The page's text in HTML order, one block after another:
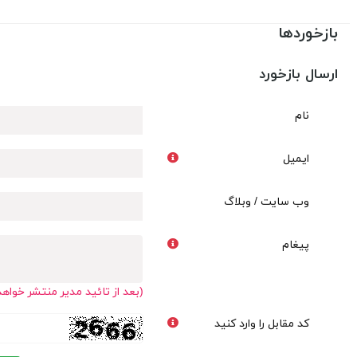
بازخوردها
ارسال بازخورد
نام
ایمیل
وب سایت / وبلاگ
پیغام
(بعد از تائید مدیر منتشر
کد مقابل را وارد کنید